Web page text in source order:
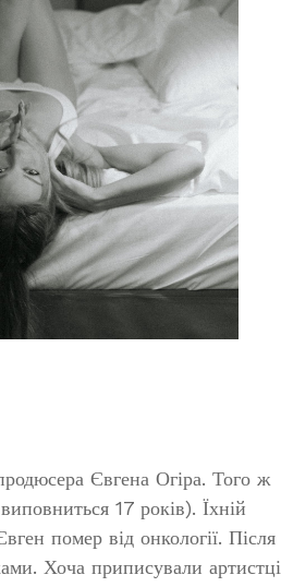
Євгена Огіра. Того ж
17 років). Їхній
помер від онкології. Після
Хоча приписували артистці